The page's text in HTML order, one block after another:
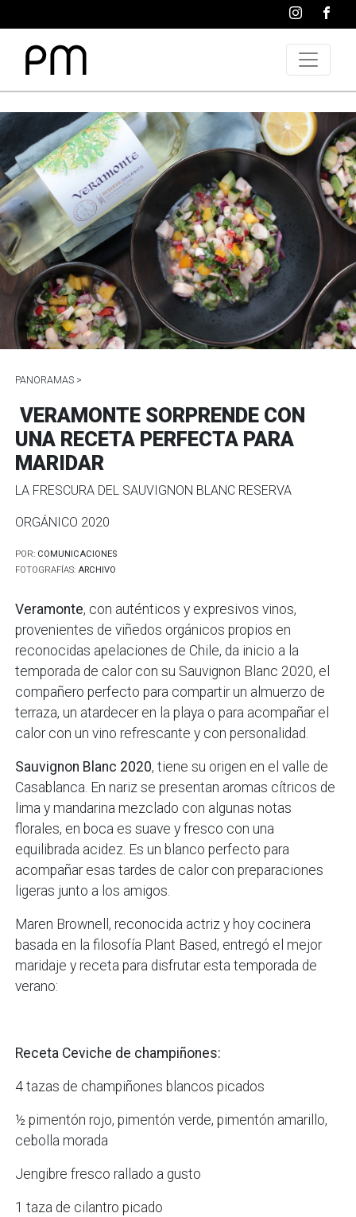
PANORAMAS >
VERAMONTE SORPRENDE CON
UNA RECETA PERFECTA PARA
MARIDAR
LA FRESCURA DEL SAUVIGNON BLANC RESERVA
ORGÁNICO 2020
POR: COMUNICACIONES
FOTOGRAFÍAS:ARCHIVO
Veramonte, con auténticos y expresivos vinos,
provenientes de viñedos orgánicos propios en
reconocidas apelaciones de Chile, da inicio a la
temporada de calor con su Sauvignon Blanc 2020, el
compañero perfecto para compartir un almuerzo de
terraza, un atardecer en la playa o para acompañar el
calor con un vino refrescante y con personalidad.
Sauvignon Blanc 2020, tiene su origen en el valle de
Casablanca. En nariz se presentan aromas cítricos de
lima y mandarina mezclado con algunas notas
florales, en boca es suave y fresco con una
equilibrada acidez. Es un blanco perfecto para
acompañar esas tardes de calor con preparaciones
ligeras junto a los amigos.
Maren Brownell, reconocida actriz y hoy cocinera
basada en la filosofía Plant Based, entregó el mejor
maridaje y receta para disfrutar esta temporada de
verano:
Receta Ceviche de champiñones:
4 tazas de champiñones blancos picados
½ pimentón rojo, pimentón verde, pimentón amarillo,
cebolla morada
Jengibre fresco rallado a gusto
1 taza de cilantro picado